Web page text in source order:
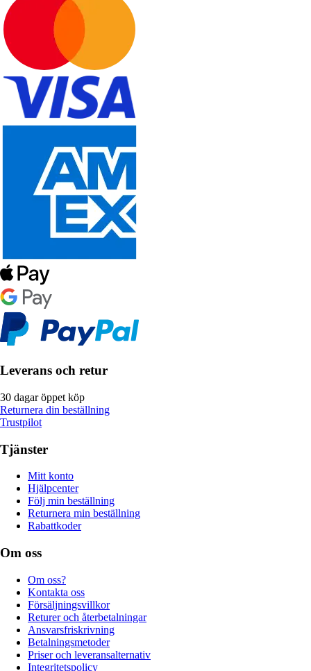
Leverans och retur
30 dagar öppet köp
Returnera din beställning
Trustpilot
Tjänster
Mitt konto
Hjälpcenter
Följ min beställning
Returnera min beställning
Rabattkoder
Om oss
Om oss?
Kontakta oss
Försäljningsvillkor
Returer och återbetalningar
Ansvarsfriskrivning
Betalningsmetoder
Priser och leveransalternativ
Integritetspolicy